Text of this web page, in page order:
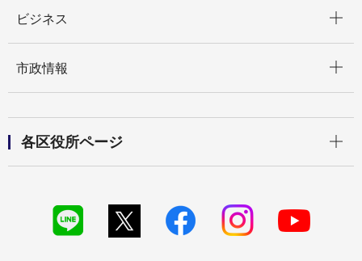
ビジネス
市政情報
各区役所ページ